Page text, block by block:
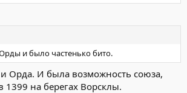
и было частенько бито.
Орда. И была возможность союза,
1399 на берегах Ворсклы.